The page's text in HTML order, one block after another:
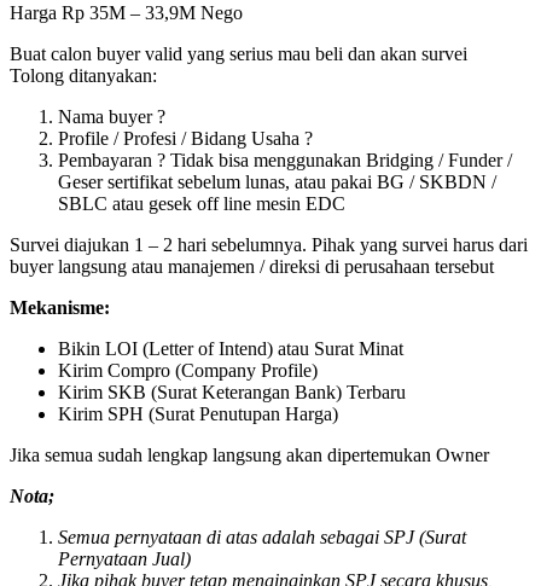
Harga Rp 35M – 33,9M Nego
Buat calon buyer valid yang serius mau beli dan akan survei
Tolong ditanyakan:
Nama buyer ?
Profile / Profesi / Bidang Usaha ?
Pembayaran ? Tidak bisa menggunakan Bridging / Funder /
Geser sertifikat sebelum lunas, atau pakai BG / SKBDN /
SBLC atau gesek off line mesin EDC
Survei diajukan 1 – 2 hari sebelumnya. Pihak yang survei harus dari
buyer langsung atau manajemen / direksi di perusahaan tersebut
Mekanisme:
Bikin LOI (Letter of Intend) atau Surat Minat
Kirim Compro (Company Profile)
Kirim SKB (Surat Keterangan Bank) Terbaru
Kirim SPH (Surat Penutupan Harga)
Jika semua sudah lengkap langsung akan dipertemukan Owner
Nota;
Semua pernyataan di atas adalah sebagai SPJ (Surat
Pernyataan Jual)
Jika pihak buyer tetap menginginkan SPJ secara khusus,